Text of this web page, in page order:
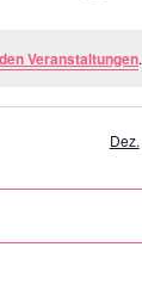
Veranstaltungen.
Dez.